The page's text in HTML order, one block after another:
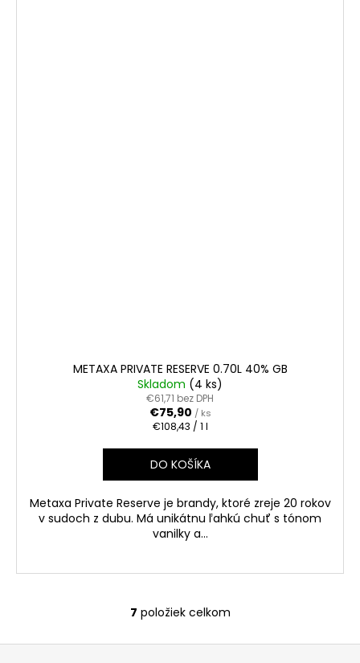
METAXA PRIVATE RESERVE 0.70L 40% GB
Skladom (4 ks)
€61,71 bez DPH
€75,90 / ks
Jednotková
€108,43 / 1 l
DO KOŠÍKA
Metaxa Private Reserve je brandy, ktoré zreje 20 rokov
v sudoch z dubu. Má unikátnu ľahkú chuť s tónom
vanilky a...
O
v
7 položiek celkom